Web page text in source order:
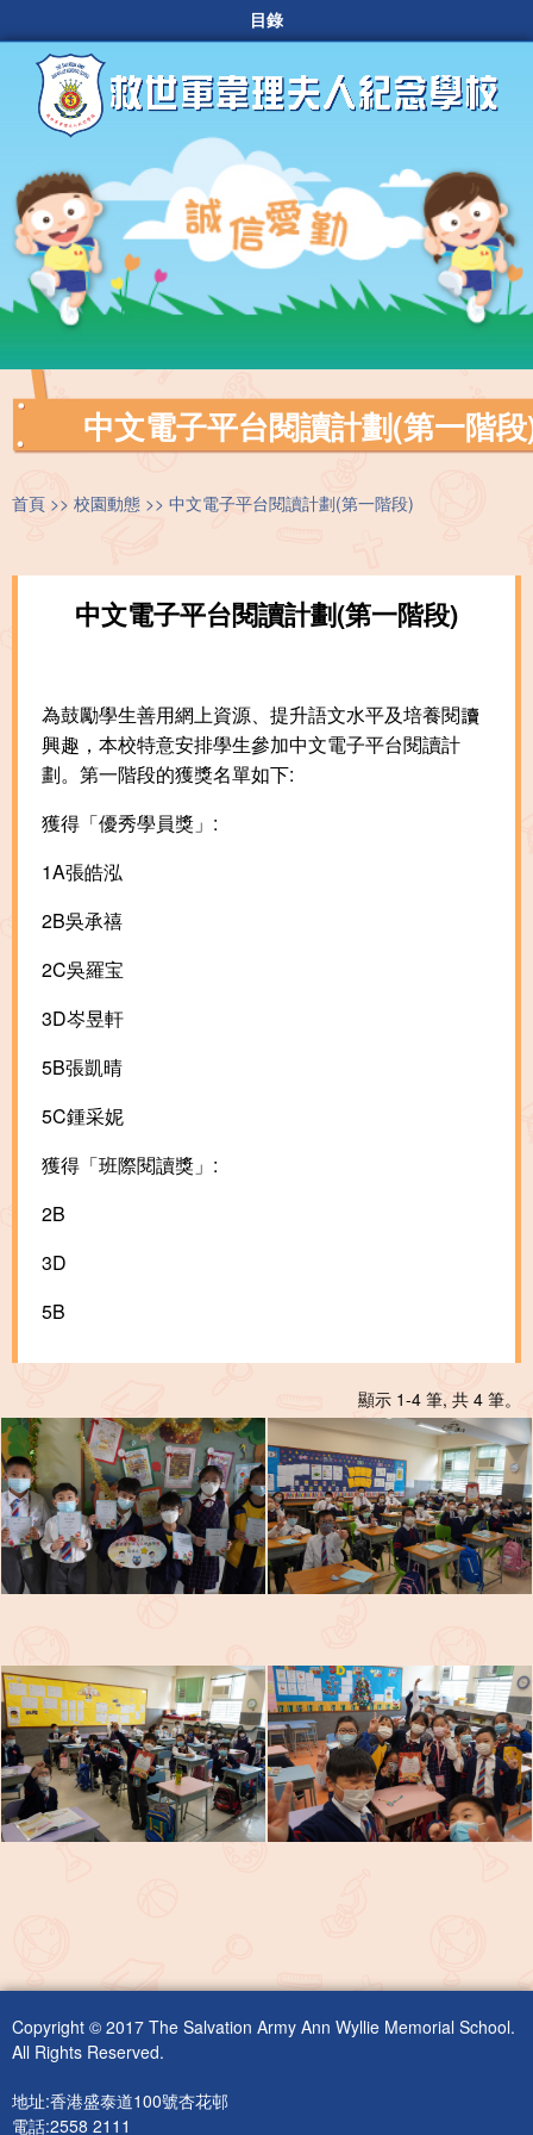
目錄
中文電子平台閱讀計劃(第一階
首頁 校園動態 中文電子平台閱讀計劃(第一階段)
中文電子平台閱讀計劃(第一階段)
為鼓勵學生善用網上資源、提升語文水平及培養閱讀
興趣，本校特意安排學生參加中文電子平台閱讀計
劃。第一階段的獲獎名單如下:
獲得「優秀學員獎」:
1A張皓泓
2B吳承禧
2C吳羅宝
3D岑昱軒
5B張凱晴
5C鍾采妮
獲得「班際閱讀獎」:
2B
3D
5B
顯示 1-4 筆, 共 4 筆。
Copyright © 2017 The Salvation Army Ann Wyllie Memorial School.
All Rights Reserved.
地址:香港盛泰道100號杏花邨
電話:2558 2111